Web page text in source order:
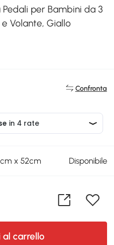
per Bambini da 3
Volante, Giallo
Confronta
x 52cm Disponibile
carrello